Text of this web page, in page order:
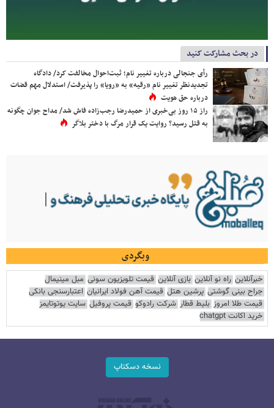
در بحث مشارکت کنید
رأی جنجالی درباره تغییر نام؛ ثبت‌احوال مخالفت کرد/ دادگاه
تجدیدنظر تغییر نام «رقیه» به «رویا» را پذیرفت/ استدلال مهم قضات
درباره حق هویت
راز ۱۵ روز بی‌خبری از حمیدرضا رجب‌زاده فاش شد/ مداح جوان چگونه
به قتل رسید؟ روایت یک قرار مرگ با دختر بلاگر
وبگردی
خبرآنلاین راه نو آنلاین بازی آنلاین قیمت تلویزیون سونی مبل مینیمال
جراح بینی گوشتی پرشین هتل قیمت آهن فولاد ایرانیان اعتبارسنجی بانکی
قیمت طلا امروز بلیط قطار شرکت رادوکو قیمت پروفیل سایت یوتوتایمز
خرید اکانت chatgpt
نسخه دسکتاپ